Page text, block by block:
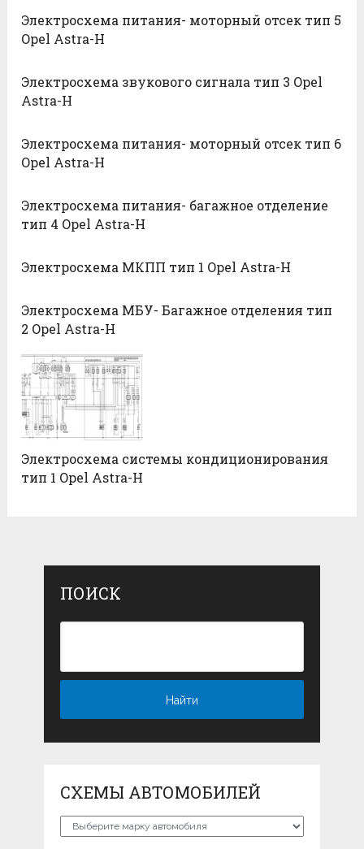
Электросхема питания- моторный отсек тип 5
Opel Astra-H
Электросхема звукового сигнала тип 3 Opel
Astra-H
Электросхема питания- моторный отсек тип 6
Opel Astra-H
Электросхема питания- багажное отделение
тип 4 Opel Astra-H
Электросхема МКПП тип 1 Opel Astra-H
Электросхема МБУ- Багажное отделения тип
2 Opel Astra-H
Электросхема системы кондиционирования
тип 1 Opel Astra-H
ПОИСК
СХЕМЫ АВТОМОБИЛЕЙ
Схемы